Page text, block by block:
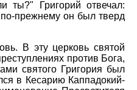
ты?" Григорий отвечал:
прежнему он был тверд
В эту церковь святой
против Бога,
святого Григория был
в Кесарию Каппадокий-